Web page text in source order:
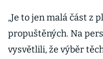
„Je to jen malá část z
propuštěných. Na
vysvětlili, že výběr